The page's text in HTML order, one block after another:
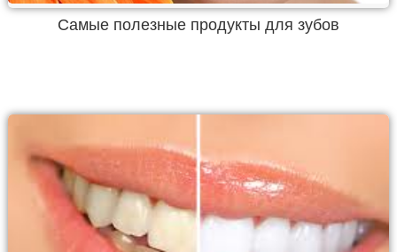
Самые полезные продукты для зубов